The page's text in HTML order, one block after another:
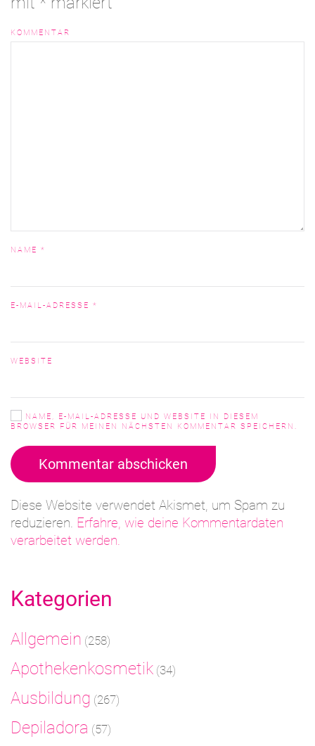
KOMMENTAR
NAME *
E-MAIL-ADRESSE *
WEBSITE
NAME, E-MAIL-ADRESSE UND WEBSITE IN DIESEM
BROWSER FÜR MEINEN NÄCHSTEN KOMMENTAR SPEICHERN.
Kommentar abschicken
Diese Website verwendet Akismet, um Spam zu
reduzieren. Erfahre, wie deine Kommentardaten
verarbeitet werden.
Kategorien
Allgemein (258)
Apothekenkosmetik (34)
Ausbildung (267)
Depiladora (57)